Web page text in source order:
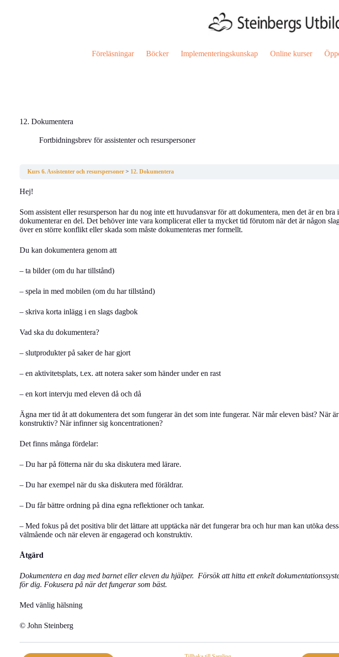
Föreläsningar Böcker Implementeringskunskap Online kurser
12. Dokumentera
Fortbidningsbrev för assistenter och resurspersoner
Kurs 6. Assistenter och resurspersoner 12. Dokumentera
Hej!
Som assistent eller resursperson har du nog inte ett huvudansvar för att dokumentera, men det är en bra
dokumenterar en del. Det behöver inte vara komplicerat eller ta mycket tid förutom när det är någon
över en större konflikt eller skada som måste dokumenteras mer formellt.
Du kan dokumentera genom att
– ta bilder (om du har tillstånd)
– spela in med mobilen (om du har tillstånd)
– skriva korta inlägg i en slags dagbok
Vad ska du dokumentera?
– slutprodukter på saker de har gjort
– en aktivitetsplats, t.ex. att notera saker som händer under en rast
– en kort intervju med eleven då och då
Ägna mer tid åt att dokumentera det som fungerar än det som inte fungerar. När mår eleven bäst? När
konstruktiv? När infinner sig koncentrationen?
Det finns många fördelar:
– Du har på fötterna när du ska diskutera med lärare.
– Du har exempel när du ska diskutera med föräldrar.
– Du får bättre ordning på dina egna reflektioner och tankar.
– Med fokus på det positiva blir det lättare att upptäcka när det fungerar bra och hur man kan utöka
välmående och när eleven är engagerad och konstruktiv.
Åtgärd
Dokumentera en dag med barnet eller eleven du hjälper. Försök att hitta ett enkelt
för dig. Fokusera på när det fungerar som bäst.
Med vänlig hälsning
© John Steinberg